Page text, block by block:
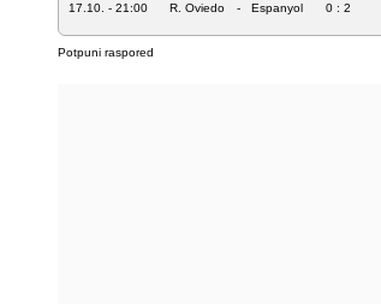
17.10. - 21:00 R. Oviedo - Espanyol 0 : 2
Potpuni raspored